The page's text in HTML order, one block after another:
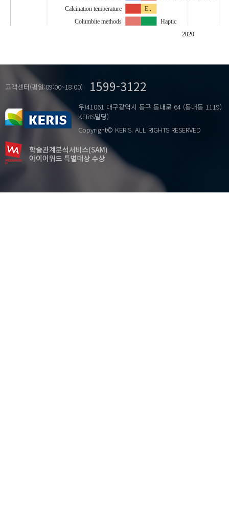
2020
Calcination temperature
Columbite methods
ECE
E..
Ferroelectric ceramics
Haptic
Lead-freepiezoelectric
Low temperature sintering
Micro-structure
Motion
PMN-PNN-PZT
Refrigeration device
고객센터(평일:09:00~18:00) 1599-3122
우)41061 대구광역시 동구 동내로 64 (동내동 1119)
KERIS빌딩)
Copyright© KERIS. ALL RIGHTS RESERVED